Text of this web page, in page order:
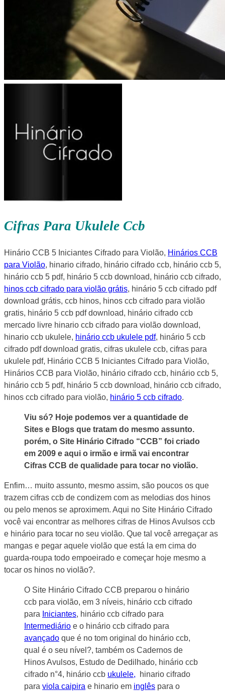
Cifras Para Ukulele Ccb
Hinário CCB 5 Iniciantes Cifrado para Violão, Hinários CCB
para Violão, hinario cifrado, hinário cifrado ccb, hinário ccb 5,
hinário ccb 5 pdf, hinário 5 ccb download, hinário ccb cifrado,
hinos ccb cifrado para violão grátis, hinário 5 ccb cifrado pdf
download grátis, ccb hinos, hinos ccb cifrado para violão
gratis, hinário 5 ccb pdf download, hinário cifrado ccb
mercado livre hinario ccb cifrado para violão download,
hinario ccb ukulele, hinário ccb ukulele pdf, hinário 5 ccb
cifrado pdf download gratis, cifras ukulele ccb, cifras para
ukulele pdf, Hinário CCB 5 Iniciantes Cifrado para Violão,
Hinários CCB para Violão, hinário cifrado ccb, hinário ccb 5,
hinário ccb 5 pdf, hinário 5 ccb download, hinário ccb cifrado,
hinos ccb cifrado para violão, hinário 5 ccb cifrado.
Viu só? Hoje podemos ver a quantidade de
Sites e Blogs que tratam do mesmo assunto.
porém, o Site Hinário Cifrado “CCB” foi criado
em 2009 e aqui o irmão e irmã vai encontrar
Cifras CCB de qualidade para tocar no violão.
Enfim… muito assunto, mesmo assim, são poucos os que
trazem cifras ccb de condizem com as melodias dos hinos
ou pelo menos se aproximem. Aqui no Site Hinário Cifrado
você vai encontrar as melhores cifras de Hinos Avulsos ccb
e hinário para tocar no seu violão. Que tal você arregaçar as
mangas e pegar aquele violão que está la em cima do
guarda-roupa todo empoeirado e começar hoje mesmo a
tocar os hinos no violão?.
O Site Hinário Cifrado CCB preparou o hinário
ccb para violão, em 3 níveis, hinário ccb cifrado
para Iniciantes, hinário ccb cifrado para
Intermediário e o hinário ccb cifrado para
avançado que é no tom original do hinário ccb,
qual é o seu nível?, também os Cadernos de
Hinos Avulsos, Estudo de Dedilhado, hinário ccb
cifrado n°4, hinário ccb ukulele, hinario cifrado
para viola caipira e hinario em inglês para o